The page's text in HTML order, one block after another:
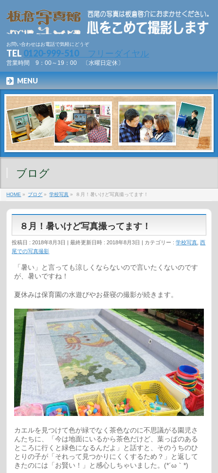
お問い合わせはお電話で気軽にどうぞ
TEL 0120-999-510 フリーダイヤル
営業時間 9：00～19：00 〔水曜日定休〕
MENU
ブログ
HOME » ブログ » 学校写真 » ８月！暑いけど写真撮ってます！
８月！暑いけど写真撮ってます！
投稿日 : 2018年8月3日 最終更新日時 : 2018年8月3日 カテゴリー :学校写真 ,西
尾での写真撮影
「暑い」と言っても涼しくならないので言いたくないのです
が、暑いですね！
夏休みは保育園の水遊びやお昼寝の撮影が続きます。
カエルを見つけて色が緑でなく茶色なのに不思議がる園児さ
んたちに、「今は地面にいるから茶色だけど、葉っぱのある
ところに行くと緑色になるんだよ」と話すと、そのうちのひ
とりの子が「それって見つかりにくくするため？」と返して
きたのには「お賢い！」と感心しちゃいました。(*´ω｀*)